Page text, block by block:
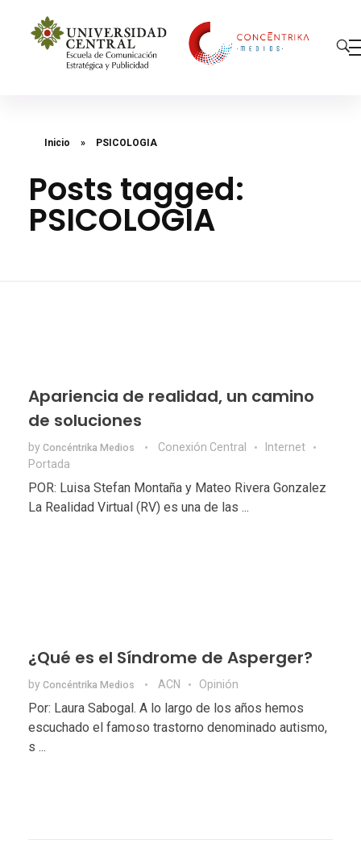
Inicio » PSICOLOGIA
Posts tagged:
PSICOLOGIA
Apariencia de realidad, un camino
de soluciones
by Concéntrika Medios Conexión Central
Internet
Portada
POR: Luisa Stefan Montaña y Mateo Rivera Gonzalez
La Realidad Virtual (RV) es una de las ...
¿Qué es el Síndrome de Asperger?
by Concéntrika Medios ACN Opinión
Por: Laura Sabogal. A lo largo de los años hemos
escuchado el famoso trastorno denominado autismo,
s ...